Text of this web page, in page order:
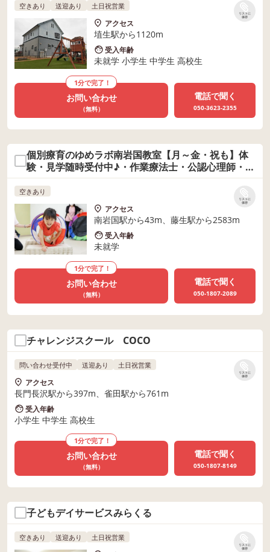
リストに
保存
空きあり 送迎あり 土日祝営業
アクセス
埴生駅から1120m
受入年齢
未就学 小学生 中学生 高校生
1分で完了！
お問い合わせ
（無料）
電話で聞く
050-3623-2355
個別療育のゆめラボ南岩国教室【月～金・祝も】体
験・見学随時受付中♪・作業療法士・公認心理師・保
育士・児童指導員
リストに
保存
空きあり
アクセス
南岩国駅から43m、藤生駅から2583m
受入年齢
未就学
1分で完了！
お問い合わせ
（無料）
電話で聞く
050-1807-2089
チャレンジスクール COCO
リストに
保存
問い合わせ受付中 送迎あり 土日祝営業
アクセス
長門長沢駅から397m、雀田駅から761m
受入年齢
小学生 中学生 高校生
1分で完了！
お問い合わせ
（無料）
電話で聞く
050-1807-8149
子どもデイサービスみらくる
リストに
保存
空きあり 送迎あり 土日祝営業